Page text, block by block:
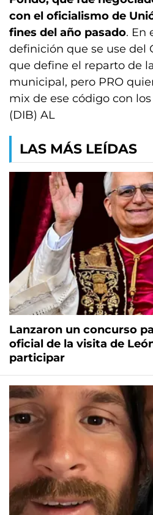
con el oficialismo de
fines del año pasado. En
definición que se use del
que define el reparto de
municipal, pero PRO
mix de ese código con
(DIB) AL
LAS MÁS LEÍDAS
Lanzaron un concurso
oficial de la visita de
participar